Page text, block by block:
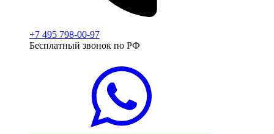
+7 495 798-00-97
Бесплатный звонок по РФ